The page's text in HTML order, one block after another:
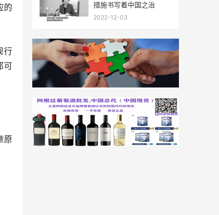
的
行
可
原
措施书写着中国之治
2022-12-03